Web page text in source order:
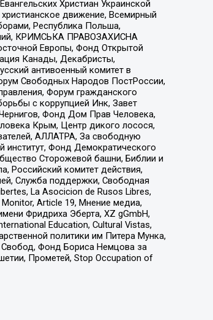
Христиан Украинской
движение, Всемирный
Республика Польша,
КРИМСЬКА ПРАВОЗАХИСНА
Европы, Фонд Открытой
Канады, Декабристы,
антивоенный комитет в
Свободных Народов ПостРоссии,
Форум гражданского
с коррупцией Инк, Завет
Фонд Дом Прав Человека,
Крым, Центр дикого лосося,
АЛЛАТРА, За свободную
институт, Фонд Демократического
Сторожевой башни, Библии и
Российский комитет действия,
Служба поддержки, Свободная
La Asocicion de Rusos Libres,
Article 19, Мнение медиа,
Фридриха Эберта, XZ gGmbH,
Education, Cultural Vistas,
политики им Питера Мунка,
Фонд Бориса Немцова за
Прометей, Stop Occupation of